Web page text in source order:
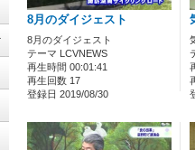
8月のダイジェスト
8月のダイジェスト
テーマ LCVNEWS
再生時間 00:01:41
再生回数 17
登録日 2019/08/30